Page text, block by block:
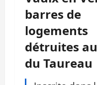
barres de
logements
détruites
du Taureau